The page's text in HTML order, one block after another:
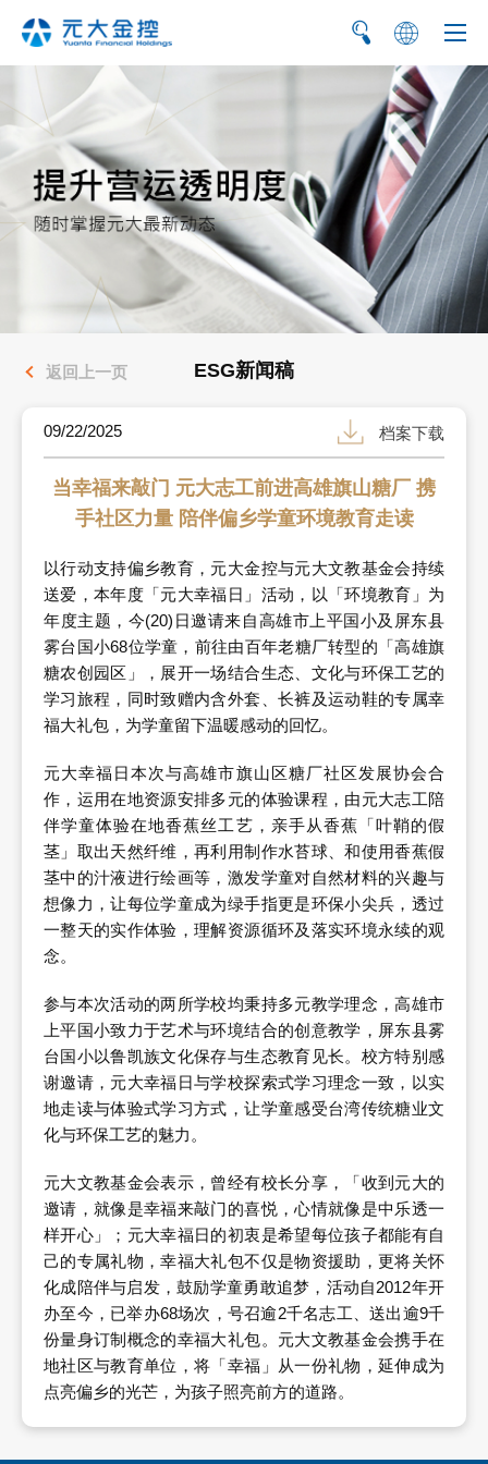
繁 EN
ESG新闻稿
返回上一页
档案下载
09/22/2025
当幸福来敲门 元大志工前进高雄旗山糖厂 携
手社区力量 陪伴偏乡学童环境教育走读
以行动支持偏乡教育，元大金控与元大文教基金会持续
送爱，本年度「元大幸福日」活动，以「环境教育」为
年度主题，今(20)日邀请来自高雄市上平国小及屏东县
雾台国小68位学童，前往由百年老糖厂转型的「高雄旗
糖农创园区」，展开一场结合生态、文化与环保工艺的
学习旅程，同时致赠内含外套、长裤及运动鞋的专属幸
福大礼包，为学童留下温暖感动的回忆。
元大幸福日本次与高雄市旗山区糖厂社区发展协会合
作，运用在地资源安排多元的体验课程，由元大志工陪
伴学童体验在地香蕉丝工艺，亲手从香蕉「叶鞘的假
茎」取出天然纤维，再利用制作水苔球、和使用香蕉假
茎中的汁液进行绘画等，激发学童对自然材料的兴趣与
想像力，让每位学童成为绿手指更是环保小尖兵，透过
一整天的实作体验，理解资源循环及落实环境永续的观
念。
参与本次活动的两所学校均秉持多元教学理念，高雄市
上平国小致力于艺术与环境结合的创意教学，屏东县雾
台国小以鲁凯族文化保存与生态教育见长。校方特别感
谢邀请，元大幸福日与学校探索式学习理念一致，以实
地走读与体验式学习方式，让学童感受台湾传统糖业文
化与环保工艺的魅力。
元大文教基金会表示，曾经有校长分享，「收到元大的
邀请，就像是幸福来敲门的喜悦，心情就像是中乐透一
样开心」；元大幸福日的初衷是希望每位孩子都能有自
己的专属礼物，幸福大礼包不仅是物资援助，更将关怀
化成陪伴与启发，鼓励学童勇敢追梦，活动自2012年开
办至今，已举办68场次，号召逾2千名志工、送出逾9千
份量身订制概念的幸福大礼包。元大文教基金会携手在
地社区与教育单位，将「幸福」从一份礼物，延伸成为
点亮偏乡的光芒，为孩子照亮前方的道路。